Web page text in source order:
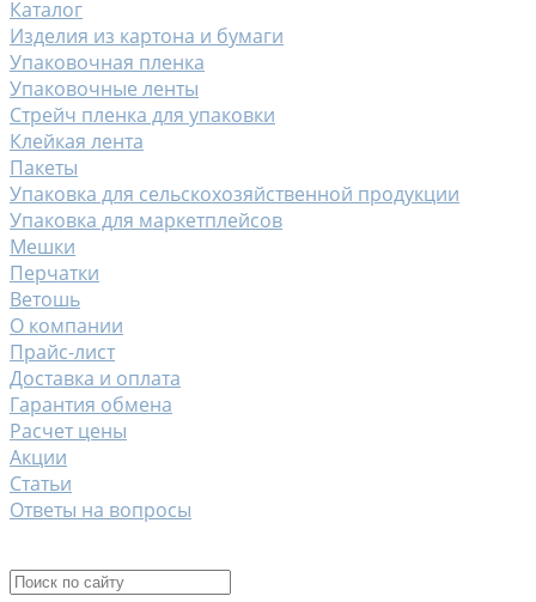
Каталог
Изделия из картона и бумаги
Упаковочная пленка
Упаковочные ленты
Стрейч пленка для упаковки
Клейкая лента
Пакеты
Упаковка для сельскохозяйственной продукции
Упаковка для маркетплейсов
Мешки
Перчатки
Ветошь
О компании
Прайс-лист
Доставка и оплата
Гарантия обмена
Расчет цены
Акции
Статьи
Ответы на вопросы